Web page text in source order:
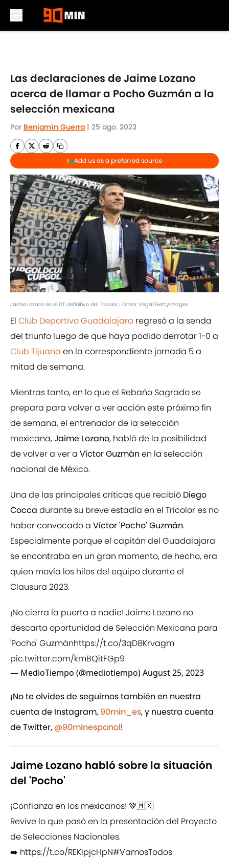
Las declaraciones de Jaime Lozano
acerca de llamar a Pocho Guzmán a la
selección mexicana
Por Benjamín Guerra | 25 ago. 2023
Add us as a preferred source
Jaime Lozano es el DT definitivo del Tricolor | Omar Vega/GettyImages
El Club Deportivo Guadalajara regresó a la senda
del triunfo luego de que haya podido derrotar 1-0 a
Club Tijuana en la correspondiente jornada 5 a
mitad de semana.
Mientras tanto, en lo que el Rebaño Sagrado se
prepara para volver a ver acción este próximo fin
de semana, el entrenador de la selección
mexicana,Jaime Lozano, habló de la posibilidad
de volver a ver a Víctor Guzmán en la selección
nacional de México.
Una de las principales críticas que recibió Diego
Cocca durante su breve estadía en el Tricolor es no
haber convocado a Víctor 'Pocho' Guzmán.
Especialmente porque el capitán del Guadalajara
se encontraba en un gran momento, de hecho, era
quien movía los hilos del equipo durante el
Clausura 2023.
¡No cierra la puerta a nadie! Jaime Lozano no
descarta oportunidad de Selección Mexicana para
'Pocho' Guzmánhttps://t.co/3qD8Krvagm
pic.twitter.com/kmBQitFGp9
— MedioTiempo (@mediotiempo)August 25, 2023
¡No te olvides de seguirnos también en nuestra
cuenta de Instagram, 90min_es, y nuestra cuenta
de Twitter, @90minespanol!
Jaime Lozano habló sobre la situación
del 'Pocho'
¡Confianza en los mexicanos! 💚🇲🇽
Revive lo que pasó en la presentación del Proyecto
de Selecciones Nacionales.
➡️ https://t.co/REKipjcHpN#VamosTodos